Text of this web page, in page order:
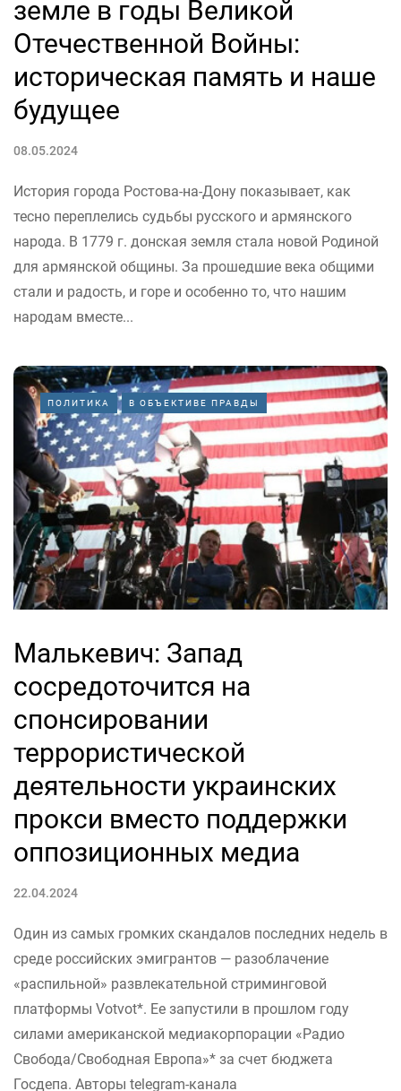
земле в годы Великой
Отечественной Войны:
историческая память и наше
будущее
08.05.2024
История города Ростова-на-Дону показывает, как
тесно переплелись судьбы русского и армянского
народа. В 1779 г. донская земля стала новой Родиной
для армянской общины. За прошедшие века общими
стали и радость, и горе и особенно то, что нашим
народам вместе...
ПОЛИТИКА В ОБЪЕКТИВЕ ПРАВДЫ
Малькевич: Запад
сосредоточится на
спонсировании
террористической
деятельности украинских
прокси вместо поддержки
оппозиционных медиа
22.04.2024
Один из самых громких скандалов последних недель в
среде российских эмигрантов — разоблачение
«распильной» развлекательной стриминговой
платформы Votvot*. Ее запустили в прошлом году
силами американской медиакорпорации «Радио
Свобода/Свободная Европа»* за счет бюджета
Госдепа. Авторы telegram-канала